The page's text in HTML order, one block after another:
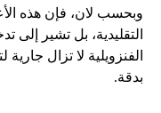
وبحسب لان، فإن هذه
التقليدية، بل تشير إلى
الفنزويلية لا تزال
بدقة.